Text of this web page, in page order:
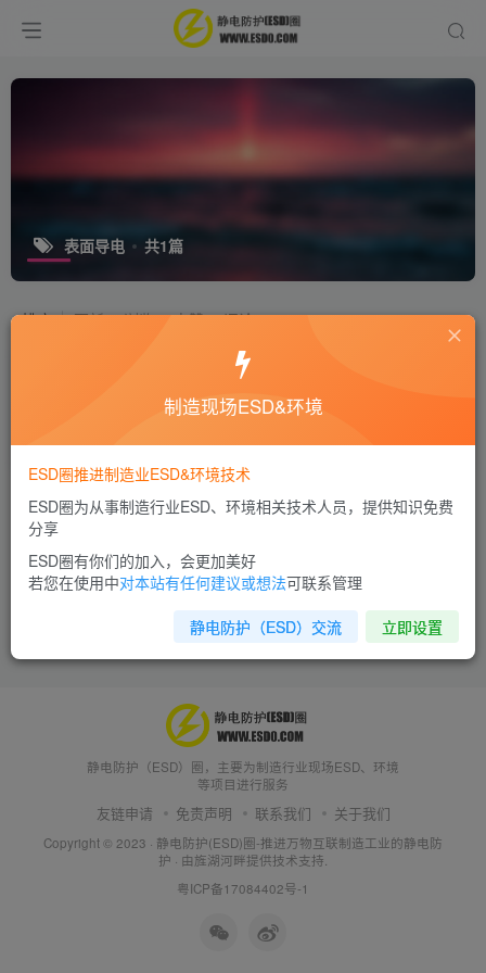
表面导电 共1篇
排序 更新 浏览 点赞 评论
静电耗散材料是指？
十万个为什么
8年前 1.7W+
静电防护（ESD）圈，主要为制造行业现场ESD、环境
等项目进行服务
友链申请 免责声明 联系我们 关于我们
Copyright © 2023 · 静电防护(ESD)圈-推进万物互联制造工业的静电防
护 · 由旌湖河畔提供技术支持.
粤ICP备17084402号-1
制造现场ESD&环境
ESD圈推进制造业ESD&环境技术
ESD圈为从事制造行业ESD、环境相关技术人员，提供知识免费
分享
ESD圈有你们的加入，会更加美好
若您在使用中对本站有任何建议或想法可联系管理
静电防护（ESD）交流 立即设置